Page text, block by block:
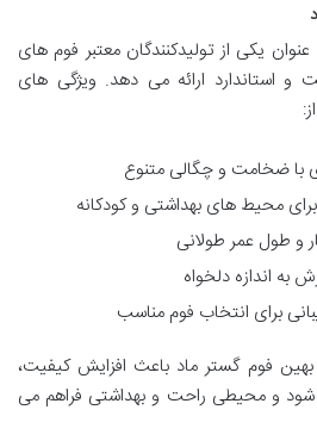
یکی از تولیدکنندگان معتبر فوم های
و استاندارد ارائه می دهد. ویژگی های
با ضخامت و چگالی متنوع
محیط های بهداشتی و کودکانه
و طول عمر طولانی
اندازه دلخواه
برای انتخاب فوم مناسب
فوم گستر ماد باعث افزایش کیفیت،
و محیطی راحت و بهداشتی فراهم می